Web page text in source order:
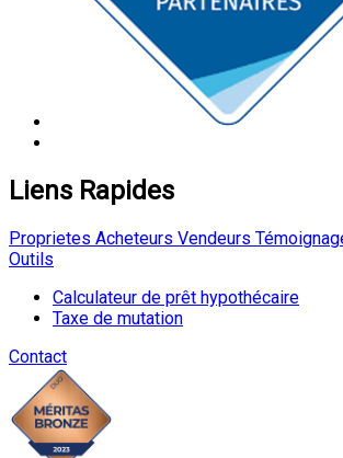
Liens Rapides
Proprietes Acheteurs Vendeurs
Outils
Calculateur de prêt hypothécaire
Taxe de mutation
Contact